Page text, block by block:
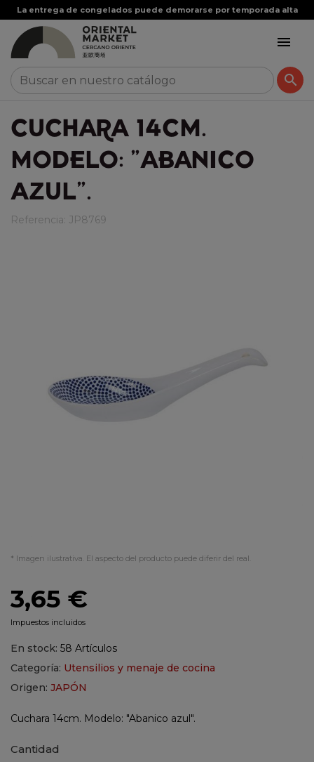
La entrega de congelados puede demorarse por temporada alta


CUCHARA 14CM.
MODELO: "ABANICO
AZUL".
Referencia: JP8769
* Imagen ilustrativa. El aspecto del producto puede diferir del real.
3,65 €
Impuestos incluidos
En stock: 58 Artículos
Categoría: Utensilios y menaje de cocina
Origen: JAPÓN
Cuchara 14cm. Modelo: "Abanico azul".
Cantidad